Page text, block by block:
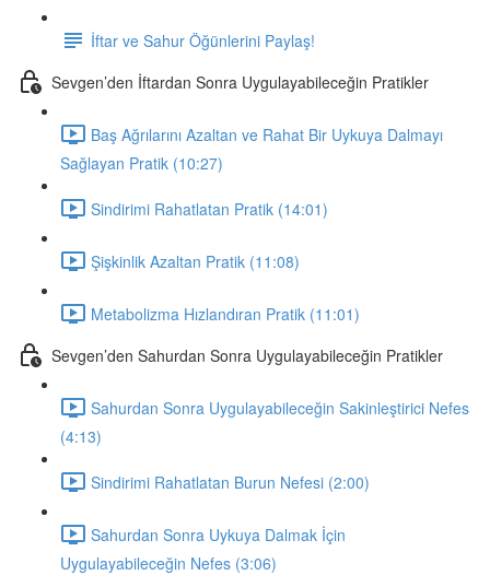
İftar ve Sahur Öğünlerini Paylaş!
Sevgen’den İftardan Sonra Uygulayabileceğin Pratikler
Baş Ağrılarını Azaltan ve Rahat Bir Uykuya Dalmayı
Sağlayan Pratik (10:27)
Sindirimi Rahatlatan Pratik (14:01)
Şişkinlik Azaltan Pratik (11:08)
Metabolizma Hızlandıran Pratik (11:01)
Sevgen’den Sahurdan Sonra Uygulayabileceğin Pratikler
Sahurdan Sonra Uygulayabileceğin Sakinleştirici Nefes
(4:13)
Sindirimi Rahatlatan Burun Nefesi (2:00)
Sahurdan Sonra Uykuya Dalmak İçin
Uygulayabileceğin Nefes (3:06)